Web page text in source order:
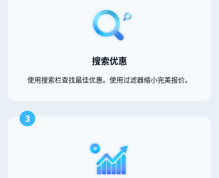
搜索优惠
使用搜索栏查找最佳优惠。使用过滤器缩小完美报价。
3